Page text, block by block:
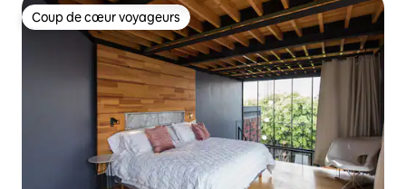
Coup de cœur voyageurs
Coup de cœur voyageurs